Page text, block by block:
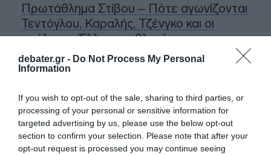
debater.gr - Do Not Process My Personal
Information
If you wish to opt-out of the sale, sharing to third parties, or
processing of your personal or sensitive information for
targeted advertising by us, please use the below opt-out
section to confirm your selection. Please note that after your
opt-out request is processed you may continue seeing
Πρωτάθλημα Στίβου – Πότε αγωνίζονται
Τεντόγλου, Καραλής, Τζένγκο και οι
υπόλοιποι Έλληνες αθλητές
Μαύρη Θάλασσα: Η εμπορική ναυτιλία
πολέμου
5G παντού, 6G στον ορίζοντα: Πού
βρίσκεται η Ελλάδα στη μεγάλη
τεχνολογική μετάβαση